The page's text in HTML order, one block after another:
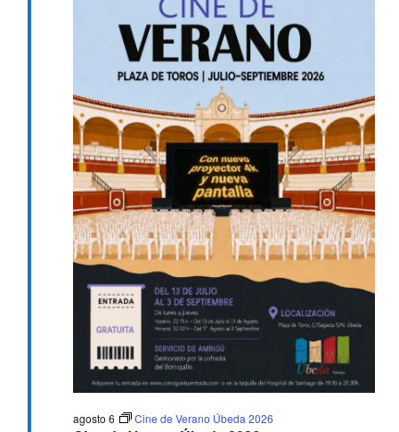
agosto 6 Cine de Verano Úbeda 2026